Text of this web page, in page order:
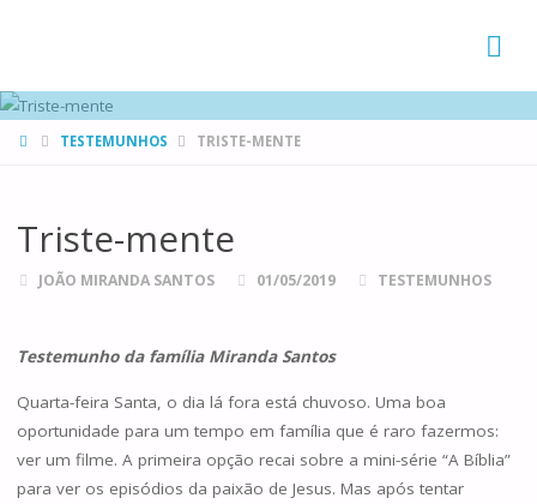
HOMETESTEMUNHOS TRISTE-MENTE
Triste-mente
JOÃO MIRANDA SANTOS 01/05/2019 TESTEMUNHOS
Testemunho da família Miranda Santos
Quarta-feira Santa, o dia lá fora está chuvoso. Uma boa
oportunidade para um tempo em família que é raro fazermos:
ver um filme. A primeira opção recai sobre a mini-série “A Bíblia”
para ver os episódios da paixão de Jesus. Mas após tentar